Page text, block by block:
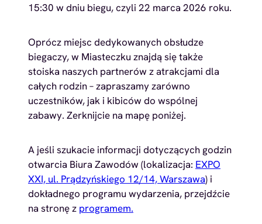
15:30 w dniu biegu, czyli 22 marca 2026 roku.
Oprócz miejsc dedykowanych obsłudze
biegaczy, w Miasteczku znajdą się także
stoiska naszych partnerów z atrakcjami dla
całych rodzin – zapraszamy zarówno
uczestników, jak i kibiców do wspólnej
zabawy. Zerknijcie na mapę poniżej.
A jeśli szukacie informacji dotyczących godzin
otwarcia Biura Zawodów (lokalizacja: EXPO
XXI, ul. Prądzyńskiego 12/14, Warszawa) i
dokładnego programu wydarzenia, przejdźcie
na stronę z programem.